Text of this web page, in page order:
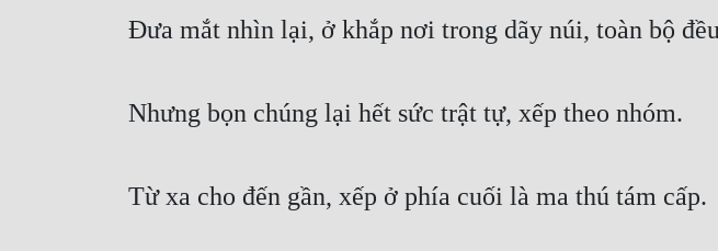
Đưa mắt nhìn lại, ở khắp nơi trong dãy núi, toàn bộ
Nhưng bọn chúng lại hết sức trật tự, xếp theo nhóm.
Từ xa cho đến gần, xếp ở phía cuối là ma thú tám cấp.